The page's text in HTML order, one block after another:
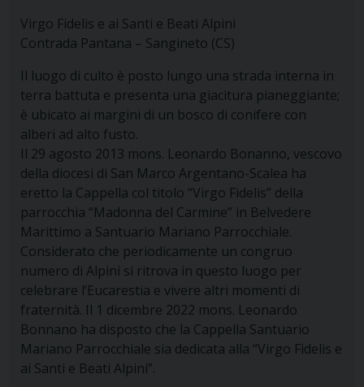
Virgo Fidelis e ai Santi e Beati Alpini
Contrada Pantana – Sangineto (CS)
Il luogo di culto è posto lungo una strada interna in
terra battuta e presenta una giacitura pianeggiante;
è ubicato ai margini di un bosco di conifere con
alberi ad alto fusto.
Il 29 agosto 2013 mons. Leonardo Bonanno, vescovo
della diocesi di San Marco Argentano-Scalea ha
eretto la Cappella col titolo “Virgo Fidelis” della
parrocchia “Madonna del Carmine” in Belvedere
Marittimo a Santuario Mariano Parrocchiale.
Considerato che periodicamente un congruo
numero di Alpini si ritrova in questo luogo per
celebrare l’Eucarestia e vivere altri momenti di
fraternità. Il 1 dicembre 2022 mons. Leonardo
Bonnano ha disposto che la Cappella Santuario
Mariano Parrocchiale sia dedicata alla “Virgo Fidelis e
ai Santi e Beati Alpini”.